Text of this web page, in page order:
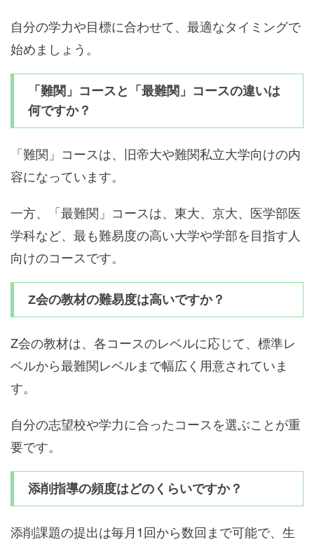
自分の学力や目標に合わせて、最適なタイミングで
始めましょう。
「難関」コースと「最難関」コースの違いは
何ですか？
「難関」コースは、旧帝大や難関私立大学向けの内
容になっています。
一方、「最難関」コースは、東大、京大、医学部医
学科など、最も難易度の高い大学や学部を目指す人
向けのコースです。
Z会の教材の難易度は高いですか？
Z会の教材は、各コースのレベルに応じて、標準レ
ベルから最難関レベルまで幅広く用意されていま
す。
自分の志望校や学力に合ったコースを選ぶことが重
要です。
添削指導の頻度はどのくらいですか？
添削課題の提出は毎月1回から数回まで可能で、生